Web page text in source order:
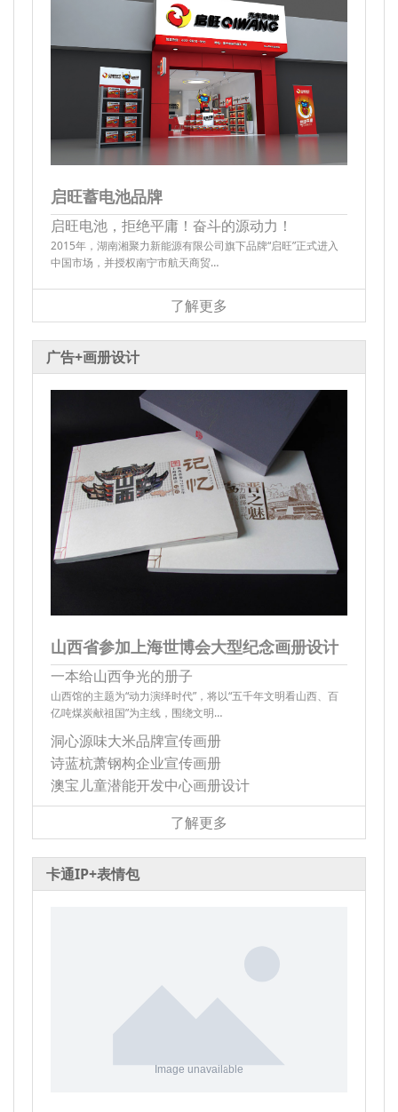
启旺蓄电池品牌
启旺电池，拒绝平庸！奋斗的源动力！
2015年，湖南湘聚力新能源有限公司旗下品牌“启旺”正式进入
中国市场，并授权南宁市航天商贸…
了解更多
广告+画册设计
山西省参加上海世博会大型纪念画册设计
一本给山西争光的册子
山西馆的主题为“动力演绎时代”，将以“五千年文明看山西、百
亿吨煤炭献祖国”为主线，围绕文明…
洞心源味大米品牌宣传画册
诗蓝杭萧钢构企业宣传画册
澳宝儿童潜能开发中心画册设计
了解更多
卡通IP+表情包